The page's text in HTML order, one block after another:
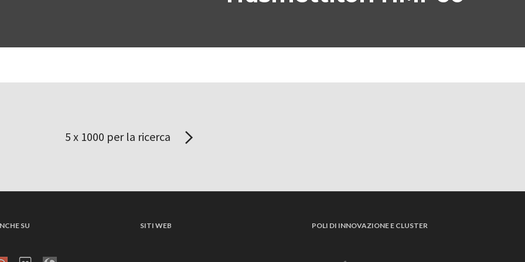
5 x 1000 per la ricerca
SU SITI WEB POLI DI INNOVAZIONE E CLUSTER